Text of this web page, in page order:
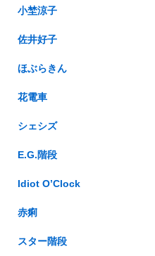
小埜涼子
佐井好子
ほぶらきん
花電車
シェシズ
E.G.階段
Idiot O’Clock
赤痢
スター階段